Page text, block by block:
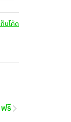
ก็บโค้ด
ฟรี